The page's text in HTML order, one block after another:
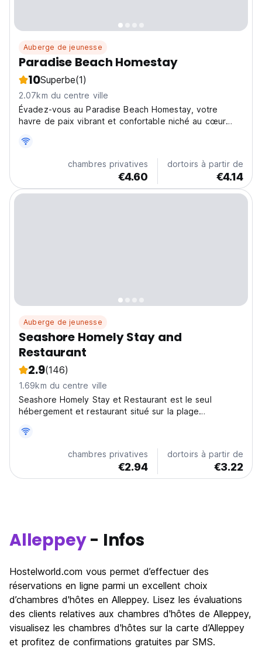
Auberge de jeunesse
Paradise Beach Homestay
10Superbe(1)
2.07km du centre ville
Évadez-vous au Paradise Beach Homestay, votre
havre de paix vibrant et confortable niché au cœur
Munnodi et du pittoresque mothalapozhi, notre
auberge offre le mélange parfait de détente et
d'aventure....chambres privatives
€4.60
dortoirs à partir de
€4.14
Auberge de jeunesse
Seashore Homely Stay and
Restaurant
2.9(146)
1.69km du centre ville
Seashore Homely Stay et Restaurant est le seul
hébergement et restaurant situé sur la plage
plage.
chambres privatives
€2.94
dortoirs à partir de
€3.22
Alleppey- Infos
Hostelworld.com vous permet d’effectuer des
réservations en ligne parmi un excellent choix
d’chambres d'hôtes en Alleppey. Lisez les évaluations
des clients relatives aux chambres d'hôtes de Alleppey,
visualisez les chambres d'hôtes sur la carte d’Alleppey
et profitez de confirmations gratuites par SMS.